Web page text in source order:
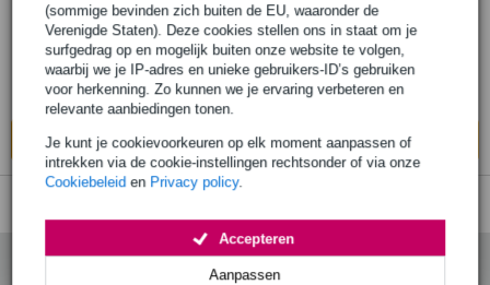
(sommige bevinden zich buiten de EU, waaronder de
Verenigde Staten). Deze cookies stellen ons in staat om je
surfgedrag op en mogelijk buiten onze website te volgen,
waarbij we je IP-adres en unieke gebruikers-ID’s gebruiken
voor herkenning. Zo kunnen we je ervaring verbeteren en
relevante aanbiedingen tonen.
Je kunt je cookievoorkeuren op elk moment aanpassen of
intrekken via de cookie-instellingen rechtsonder of via onze
Cookiebeleid en Privacy policy.
Aanpassen
Accepteren
€ 138,-
Op voorraad
Ook in1 winkelop voorraad
In mijn winkelwagen